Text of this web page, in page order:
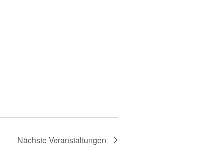
NächsteVeranstaltungen